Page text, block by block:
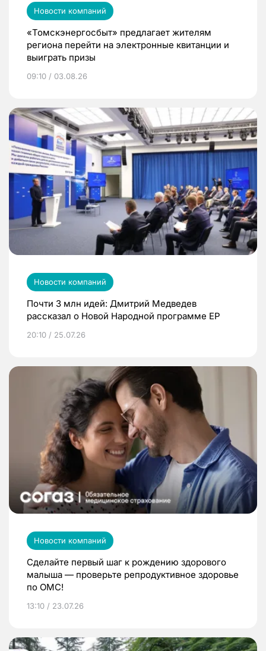
Новости компаний
«Томскэнергосбыт» предлагает жителям
региона перейти на электронные квитанции и
выиграть призы
09:10 / 03.08.26
Новости компаний
Почти 3 млн идей: Дмитрий Медведев
рассказал о Новой Народной программе ЕР
20:10 / 25.07.26
Новости компаний
Сделайте первый шаг к рождению здорового
малыша — проверьте репродуктивное здоровье
по ОМС!
13:10 / 23.07.26